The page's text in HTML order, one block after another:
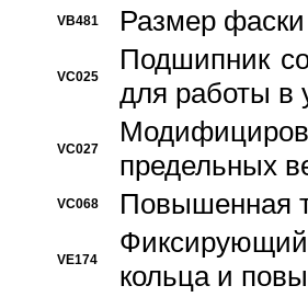
VB481 Размер
VC025
Подшипник
для работы в
VC027
предельных
VC068 Повышенная
VE174
Фиксирующий
кольца и